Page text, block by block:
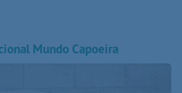
Mundo Capoeira